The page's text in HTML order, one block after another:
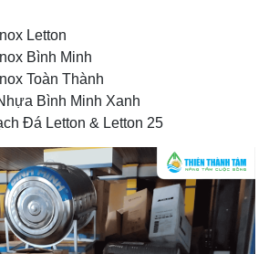
Letton
Bình Minh
Toàn Thành
Bình Minh Xanh
Đá Letton & Letton 25